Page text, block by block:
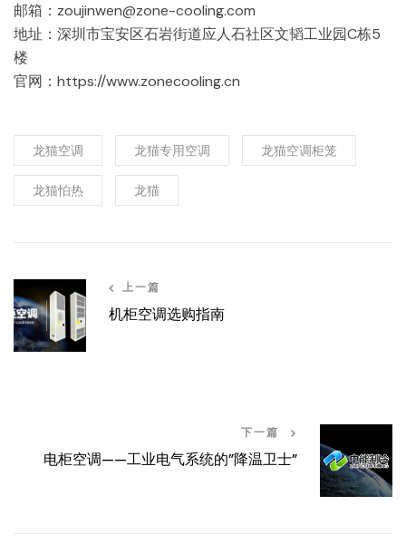
邮箱：zoujinwen@zone-cooling.com
地址：深圳市宝安区石岩街道应人石社区文韬工业园C栋5
楼
官网：https://www.zonecooling.cn
龙猫空调 龙猫专用空调 龙猫空调柜笼
龙猫怕热 龙猫
上一篇
机柜空调选购指南
下一篇
电柜空调——工业电气系统的”降温卫士”